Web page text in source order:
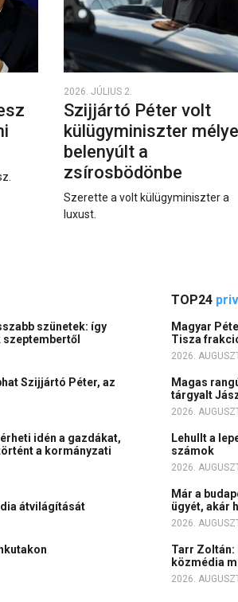
2026. JÚLIUS 2.
Szijjártó Péter volt
külügyminiszter
belenyúlt a
zsírosbödönbe
Szerette a volt külügyminiszter a
luxust.
szünetek: így
Szijjártó Péter, az
idén a gazdákat,
a kormányzati
átvilágítását
TOP24
Magyar
Tisza
2026.
Magas
tárgyalt
2026.
Lehullt a
számok
2026.
Már a
ügyét, akár
2026.
Tarr
közmédia
2026.